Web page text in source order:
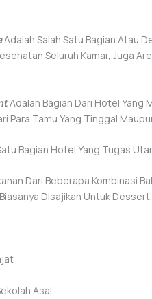
Adalah Salah Satu Bagian Atau
Seluruh Kamar, Juga
Adalah Bagian Dari Hotel Yang
Para Tamu Yang Tinggal
Bagian Hotel Yang Tugas
Dari Beberapa Kombinasi
Disajikan Untuk Dessert.
Asal